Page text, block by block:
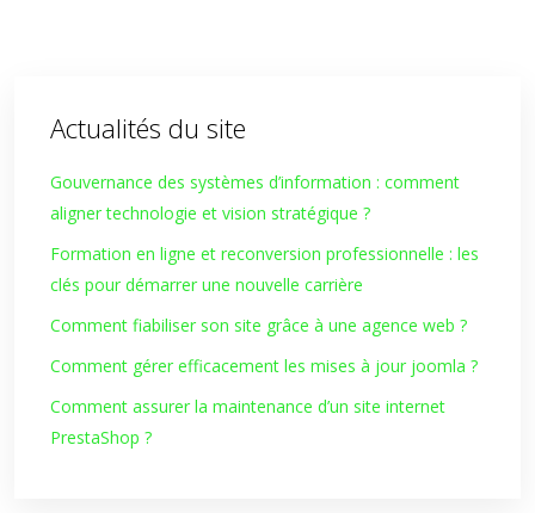
Actualités du site
Gouvernance des systèmes d’information : comment
aligner technologie et vision stratégique ?
Formation en ligne et reconversion professionnelle : les
clés pour démarrer une nouvelle carrière
Comment fiabiliser son site grâce à une agence web ?
Comment gérer efficacement les mises à jour joomla ?
Comment assurer la maintenance d’un site internet
PrestaShop ?